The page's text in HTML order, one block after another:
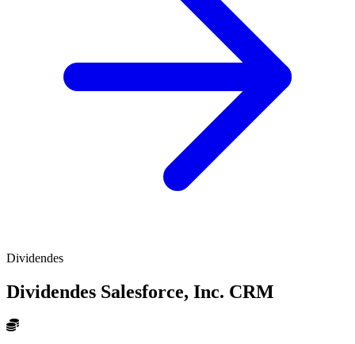
Dividendes
Dividendes Salesforce, Inc. CRM